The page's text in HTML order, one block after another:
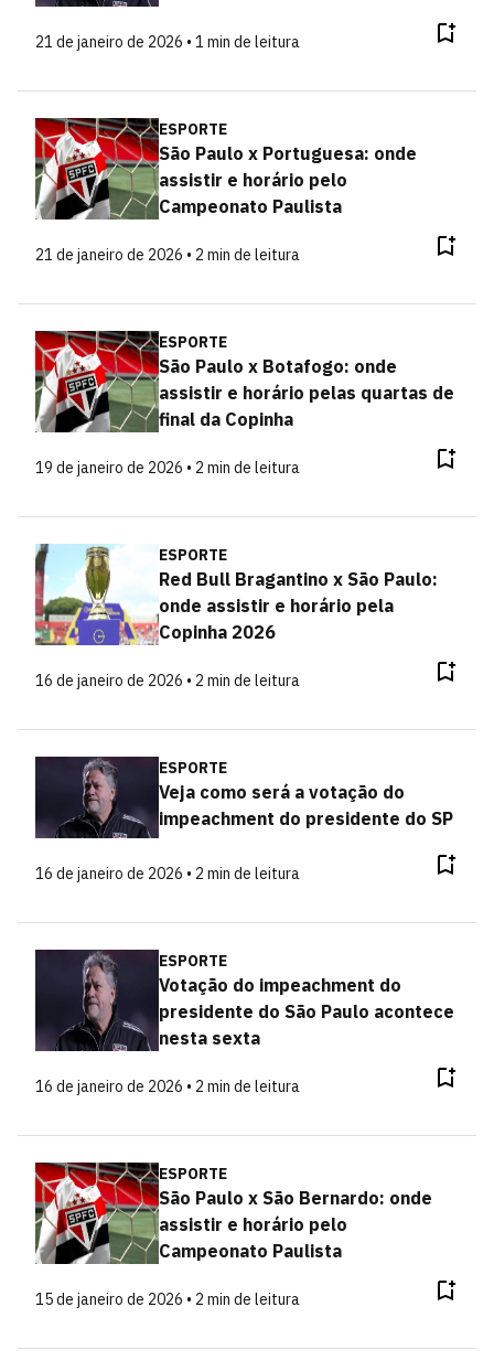
21 de janeiro de 2026 • 1 min de leitura
ESPORTE
São Paulo x Portuguesa: onde
assistir e horário pelo
Campeonato Paulista
21 de janeiro de 2026 • 2 min de leitura
ESPORTE
São Paulo x Botafogo: onde
assistir e horário pelas quartas de
final da Copinha
19 de janeiro de 2026 • 2 min de leitura
ESPORTE
Red Bull Bragantino x São Paulo:
onde assistir e horário pela
Copinha 2026
16 de janeiro de 2026 • 2 min de leitura
ESPORTE
Veja como será a votação do
impeachment do presidente do SP
16 de janeiro de 2026 • 2 min de leitura
ESPORTE
Votação do impeachment do
presidente do São Paulo acontece
nesta sexta
16 de janeiro de 2026 • 2 min de leitura
ESPORTE
São Paulo x São Bernardo: onde
assistir e horário pelo
Campeonato Paulista
15 de janeiro de 2026 • 2 min de leitura